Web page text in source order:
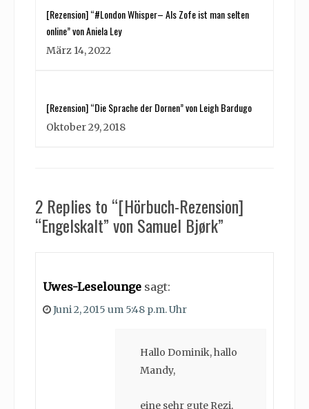
[Rezension] “#London Whisper– Als Zofe ist man selten
online” von Aniela Ley
März 14, 2022
[Rezension] “Die Sprache der Dornen” von Leigh Bardugo
Oktober 29, 2018
2 Replies to “[Hörbuch-Rezension]
“Engelskalt” von Samuel Bjørk”
Uwes-Leselounge sagt:
Juni 2, 2015 um 5:48 p.m. Uhr
Hallo Dominik, hallo
Mandy,
eine sehr gute Rezi,